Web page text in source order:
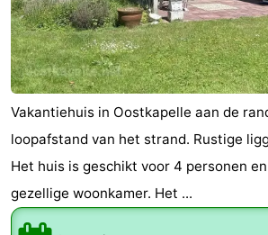
Vakantiehuis in Oostkapelle aan de
loopafstand van het strand. Rustige
Het huis is geschikt voor 4 personen
gezellige woonkamer. Het ...